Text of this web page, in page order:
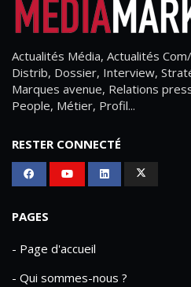
Actualités Média, Actualités
Distrib, Dossier, Interview,
Marques avenue, Relations
People, Métier, Profil...
RESTER CONNECTÉ
PAGES
- Page d'accueil
- Qui sommes-nous ?